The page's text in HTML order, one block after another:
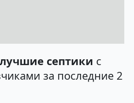
лучшие септики с
за последние 2